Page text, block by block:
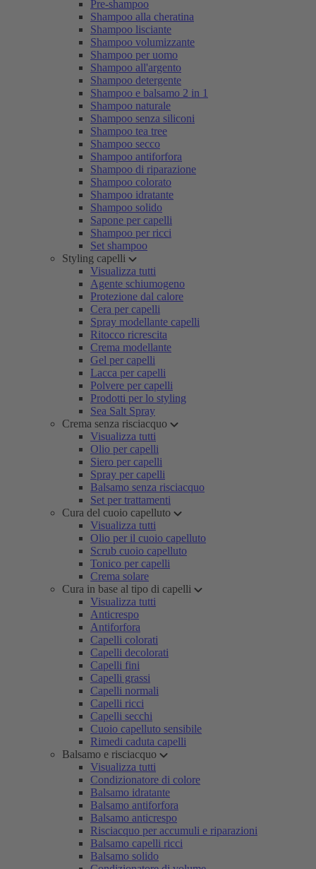
Pre-shampoo
Shampoo alla cheratina
Shampoo lisciante
Shampoo volumizzante
Shampoo per uomo
Shampoo all'argento
Shampoo detergente
Shampoo e balsamo 2 in 1
Shampoo naturale
Shampoo senza siliconi
Shampoo tea tree
Shampoo secco
Shampoo antiforfora
Shampoo di riparazione
Shampoo colorato
Shampoo idratante
Shampoo solido
Sapone per capelli
Shampoo per ricci
Set shampoo
Styling capelli
Visualizza tutti
Agente schiumogeno
Protezione dal calore
Cera per capelli
Spray modellante capelli
Ritocco ricrescita
Crema modellante
Gel per capelli
Lacca per capelli
Polvere per capelli
Prodotti per lo styling
Sea Salt Spray
Crema senza risciacquo
Visualizza tutti
Olio per capelli
Siero per capelli
Spray per capelli
Balsamo senza risciacquo
Set per trattamenti
Cura del cuoio capelluto
Visualizza tutti
Olio per il cuoio capelluto
Scrub cuoio capelluto
Tonico per capelli
Crema solare
Cura in base al tipo di capelli
Visualizza tutti
Anticrespo
Antiforfora
Capelli colorati
Capelli decolorati
Capelli fini
Capelli grassi
Capelli normali
Capelli ricci
Capelli secchi
Cuoio capelluto sensibile
Rimedi caduta capelli
Balsamo e risciacquo
Visualizza tutti
Condizionatore di colore
Balsamo idratante
Balsamo antiforfora
Balsamo anticrespo
Risciacquo per accumuli e riparazioni
Balsamo capelli ricci
Balsamo solido